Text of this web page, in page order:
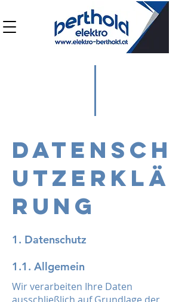
Datensch
utzerklä
rung
1. Datenschutz
1.1. Allgemein
Wir verarbeiten Ihre Daten